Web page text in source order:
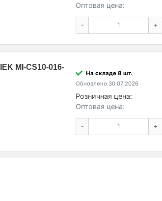
Оптовая цена:
- +
MI-CS10-016-
На складе 8 шт.
Обновлено 30.07.2026
Розничная цена:
Оптовая цена:
- +